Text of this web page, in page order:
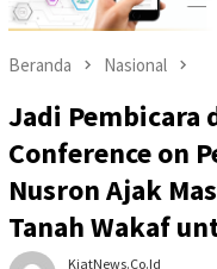
Beranda Nasional
Jadi
Conference on
Nusron Ajak
Tanah Wakaf
KiatNews.co.id